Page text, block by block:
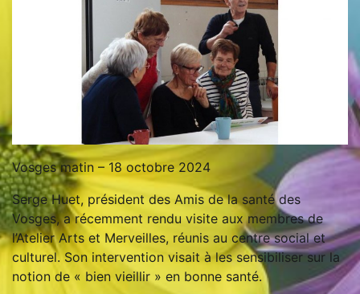
Vosges matin – 18 octobre 2024
Serge Huet, président des Amis de la santé des
Vosges, a récemment rendu visite aux membres de
l’Atelier Arts et Merveilles, réunis au centre social et
culturel. Son intervention visait à les sensibiliser sur la
notion de « bien vieillir » en bonne santé.